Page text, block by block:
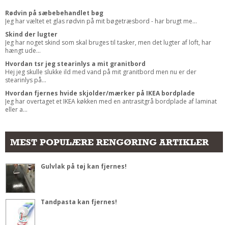
Rødvin på sæbebehandlet bøg
Jeg har væltet et glas rødvin på mit bøgetræsbord - har brugt me...
Skind der lugter
Jeg har noget skind som skal bruges til tasker, men det lugter af loft, har
hængt ude...
Hvordan tsr jeg stearinlys a mit granitbord
Hej jeg skulle slukke ild med vand på mit granitbord men nu er der
stearinlys på...
Hvordan fjernes hvide skjolder/mærker på IKEA bordplade
Jeg har overtaget et IKEA køkken med en antrasitgrå bordplade af laminat
eller a...
MEST POPULÆRE RENGØRING ARTIKLER
Gulvlak på tøj kan fjernes!
Tandpasta kan fjernes!